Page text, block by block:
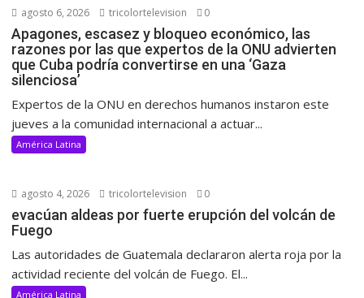
agosto 6, 2026 tricolortelevision 0
Apagones, escasez y bloqueo económico, las
razones por las que expertos de la ONU advierten
que Cuba podría convertirse en una ‘Gaza
silenciosa’
Expertos de la ONU en derechos humanos instaron este
jueves a la comunidad internacional a actuar...
América Latina
agosto 4, 2026 tricolortelevision 0
evacúan aldeas por fuerte erupción del volcán de
Fuego
Las autoridades de Guatemala declararon alerta roja por la
actividad reciente del volcán de Fuego. El...
América Latina